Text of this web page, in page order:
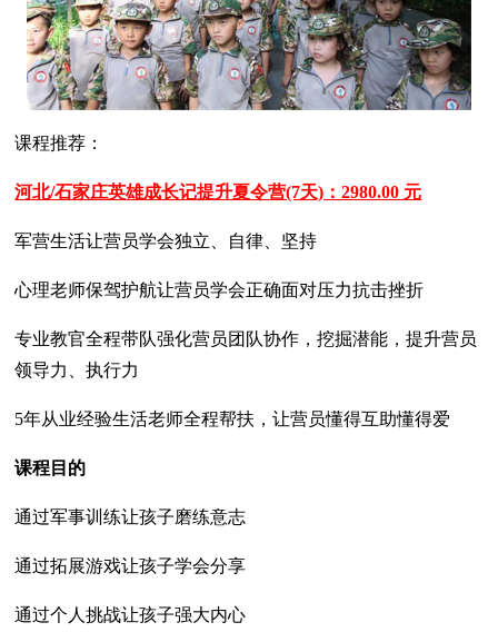
课程推荐：
河北/石家庄英雄成长记提升夏令营(7天)：2980.00 元
军营生活让营员学会独立、自律、坚持
心理老师保驾护航让营员学会正确面对压力抗击挫折
专业教官全程带队强化营员团队协作，挖掘潜能，提升营员
领导力、执行力
5年从业经验生活老师全程帮扶，让营员懂得互助懂得爱
课程目的
通过军事训练让孩子磨练意志
通过拓展游戏让孩子学会分享
通过个人挑战让孩子强大内心